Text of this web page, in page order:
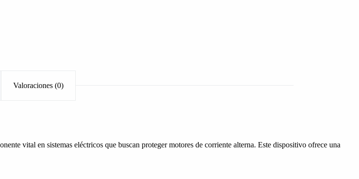
Valoraciones (0)
vital en sistemas eléctricos que buscan proteger motores de corriente alterna. Este dispositivo ofrece una